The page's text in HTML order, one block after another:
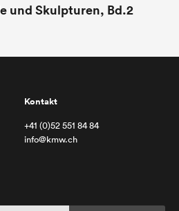
und Skulpturen, Bd.2
Kontakt
+41 (0)52 551 84 84
info@kmw.ch